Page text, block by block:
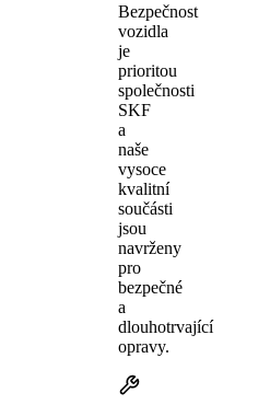
Bezpečnost
vozidla
je
prioritou
společnosti
SKF
a
naše
vysoce
kvalitní
součásti
jsou
navrženy
pro
bezpečné
a
dlouhotrvající
opravy.